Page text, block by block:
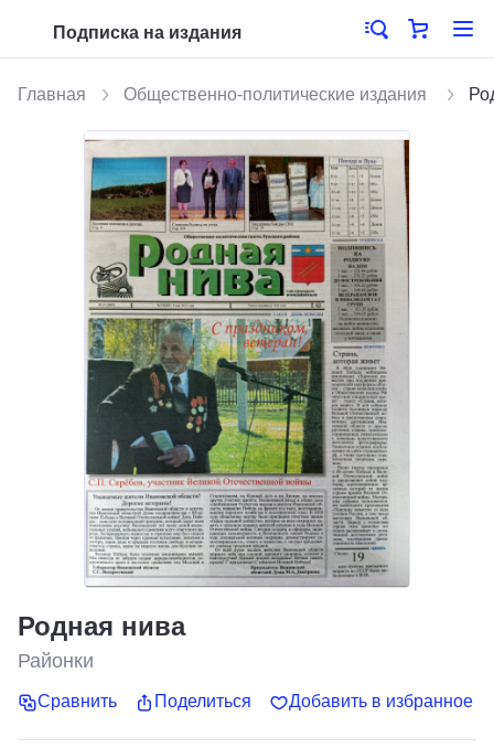
Подписка на издания
Главная Общественно-политические издания
Родная нива
Районки
Сравнить Поделиться Добавить в избранное